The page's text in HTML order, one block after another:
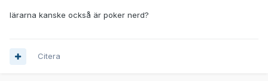
lärarna kanske också är poker nerd?
Citera